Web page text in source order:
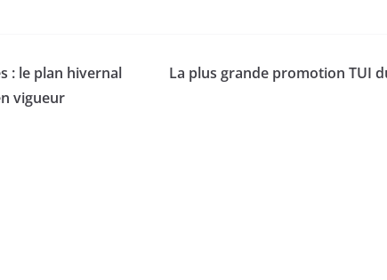
: le plan hivernal
vigueur
La plus grande promotion TUI